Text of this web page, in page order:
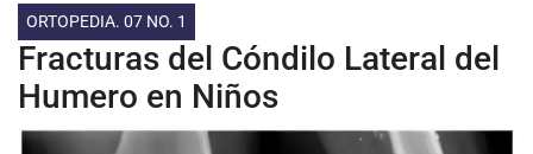
ORTOPEDIA. 07 NO. 1
Fracturas del Cóndilo Lateral del
Humero en Niños